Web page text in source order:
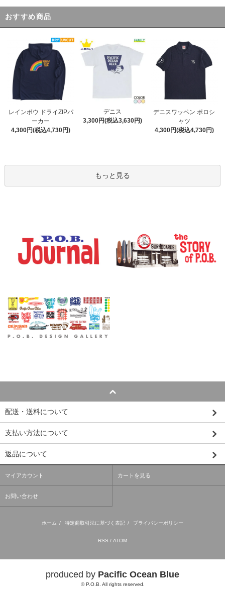
おすすめ商品
レインボウ ドライZIPパ
ーカー
4,300円(税込4,730円)
デニス
3,300円(税込3,630円)
デニスワッペン ポロシ
ャツ
4,300円(税込4,730円)
もっと見る
配送・送料について
支払い方法について
返品について
マイアカウント カートを見る
お問い合わせ
ホーム / 特定商取引法に基づく表記 / プライバシーポリシー
RSS / ATOM
produced by Pacific Ocean Blue
© P.O.B. All rights reserved.